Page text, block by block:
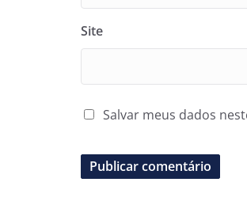
Site
Salvar meus dados